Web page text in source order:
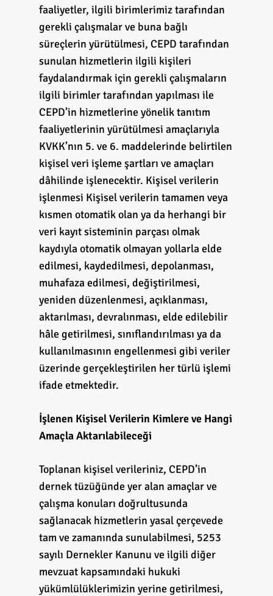
faaliyetler, ilgili birimlerimiz tarafından
gerekli çalışmalar ve buna bağlı
süreçlerin yürütülmesi, CEPD tarafından
sunulan hizmetlerin ilgili kişileri
faydalandırmak için gerekli çalışmaların
ilgili birimler tarafından yapılması ile
CEPD’in hizmetlerine yönelik tanıtım
faaliyetlerinin yürütülmesi amaçlarıyla
KVKK’nın 5. ve 6. maddelerinde belirtilen
kişisel veri işleme şartları ve amaçları
dâhilinde işlenecektir. Kişisel verilerin
işlenmesi Kişisel verilerin tamamen veya
kısmen otomatik olan ya da herhangi bir
veri kayıt sisteminin parçası olmak
kaydıyla otomatik olmayan yollarla elde
edilmesi, kaydedilmesi, depolanması,
muhafaza edilmesi, değiştirilmesi,
yeniden düzenlenmesi, açıklanması,
aktarılması, devralınması, elde edilebilir
hâle getirilmesi, sınıflandırılması ya da
kullanılmasının engellenmesi gibi veriler
üzerinde gerçekleştirilen her türlü işlemi
ifade etmektedir.
İşlenen Kişisel Verilerin Kimlere ve Hangi
Amaçla Aktarılabileceği
Toplanan kişisel verileriniz, CEPD’in
dernek tüzüğünde yer alan amaçlar ve
çalışma konuları doğrultusunda
sağlanacak hizmetlerin yasal çerçevede
tam ve zamanında sunulabilmesi, 5253
sayılı Dernekler Kanunu ve ilgili diğer
mevzuat kapsamındaki hukuki
yükümlülüklerimizin yerine getirilmesi,